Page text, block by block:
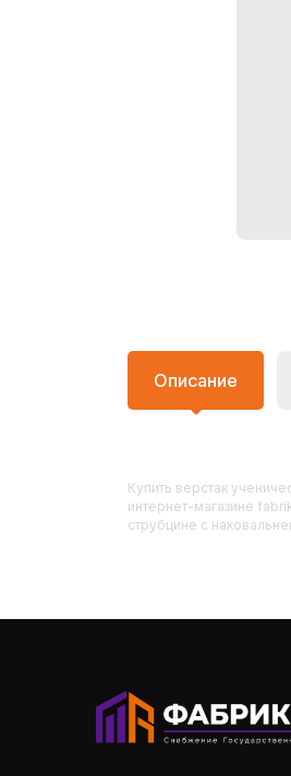
Описание
Купить Верстак
интернет-магазине
струбцине с